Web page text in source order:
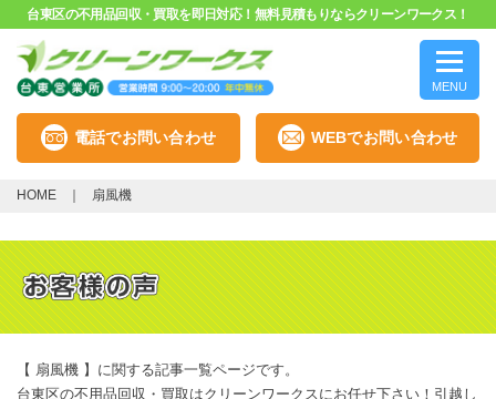
台東区の不用品回収・買取を即日対応！無料見積もりならクリーンワークス！
MENU
電話でお問い合わせ WEBでお問い合わせ
HOME 扇風機
【 扇風機 】に関する記事一覧ページです。
台東区の不用品回収・買取はクリーンワークスにお任せ下さい！引越し